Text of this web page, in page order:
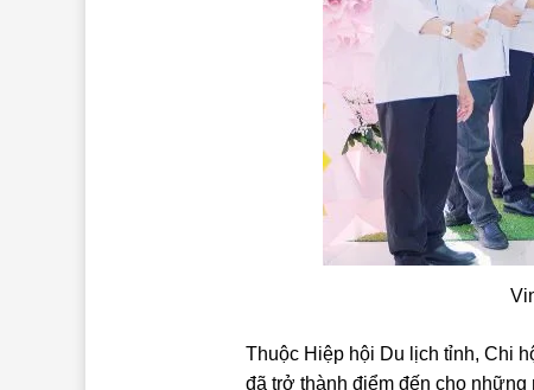
Thuộc Hiệp hội Du lịch tỉnh, Chi
đã trở thành điểm đến cho